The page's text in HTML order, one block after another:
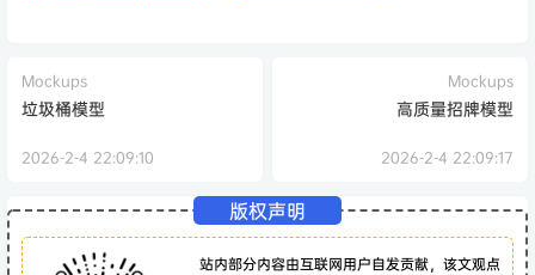
Mockups
垃圾桶模型
2026-2-4 22:09:10
Mockups
高质量招牌模型
2026-2-4 22:09:17
版权声明
站内部分内容由互联网用户自发贡献，该文观点